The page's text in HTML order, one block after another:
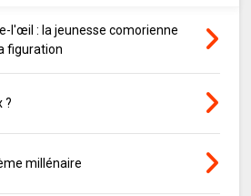
l'œil : la jeunesse comorienne
figuration
?
millénaire